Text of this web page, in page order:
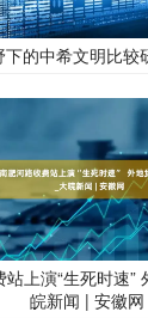
的中希文明比较
上演“生死时速
皖新闻 | 安徽网